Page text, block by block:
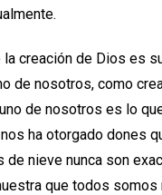
la creación de Dios es
de nosotros, como
de nosotros es lo
ha otorgado dones
nieve nunca son
que todos